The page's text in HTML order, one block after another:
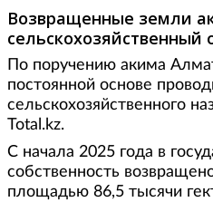
Возвращенные земли
сельскохозяйственный
По поручению акима
постоянной основе
сельскохозяйственного
Total.kz.
С начала 2025 года в
собственность
площадью 86,5 тысячи